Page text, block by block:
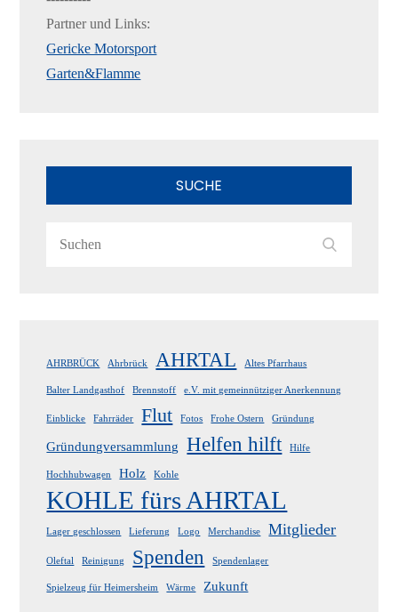
Partner und Links:
Gericke Motorsport
Garten&Flamme
SUCHE
AHRBRÜCK Ahrbrück AHRTAL Altes Pfarrhaus
Balter Landgasthof Brennstoff e.V. mit gemeinnütziger Anerkennung
Einblicke Fahrräder Flut Fotos Frohe Ostern Gründung
Gründungversammlung Helfen hilft Hilfe
Hochhubwagen Holz Kohle
KOHLE fürs AHRTAL
Lager geschlossen Lieferung Logo Merchandise Mitglieder
Oleftal Reinigung Spenden Spendenlager
Spielzeug für Heimersheim Wärme Zukunft